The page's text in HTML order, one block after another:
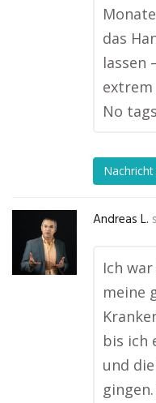
das
lassen
No
Andreas L.
Ich
meine
bis ich
und